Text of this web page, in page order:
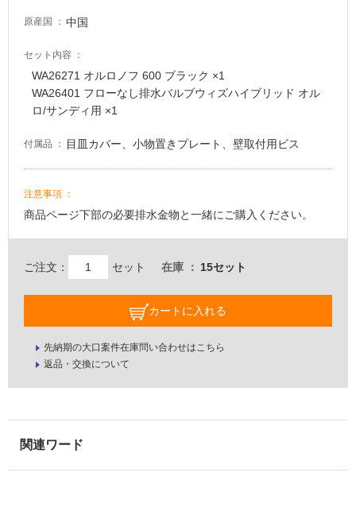
原産国 中国
セット内容
WA26271 オルロノフ 600 ブラック ×1
WA26401 フローなし排水バルブウィズハイブリッド オル
ロ/サンディ用 ×1
付属品 目皿カバー、小物置きプレート、壁取付用ビス
注意事項
商品ページ下部の必要排水金物と一緒にご購入ください。
ご注文： セット 在庫 15セット
カートに入れる
先納期の大口案件在庫問い合わせはこちら
返品・交換について